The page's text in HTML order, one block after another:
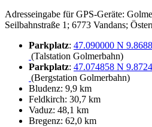
Adresseingabe für GPS-Geräte:
Seilbahnstraße 1; 6773 Vandans;
Parkplatz: 47.090000 N
(Talstation Golmerbahn)
Parkplatz: 47.074858 N
(Bergstation Golmerbahn)
Bludenz: 9,9 km
Feldkirch: 30,7 km
Vaduz: 48,1 km
Bregenz: 62,0 km